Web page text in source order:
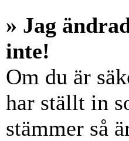
» Jag
inte!
Om du är
har ställt in
stämmer så